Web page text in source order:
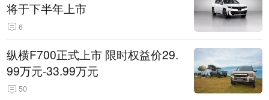
将于下半年上市
6
纵横F700正式上市 限时权益价29.
99万元-33.99万元
50